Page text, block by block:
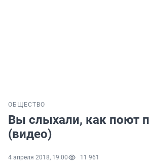
ОБЩЕСТВО
Вы слыхали, как поют
(видео)
4 апреля 2018, 19:00 11 961